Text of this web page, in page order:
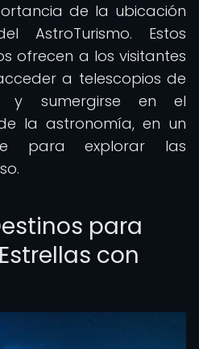
de la ubicación
Estos
ofrecen a los visitantes
a telescopios de
y sumergirse en el
la astronomía, en un
para explorar las
para
con